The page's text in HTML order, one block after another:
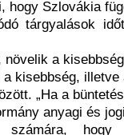
hogy Szlovákia
tárgyalások
a
kisebbség, illetve
„Ha a
anyagi és
hogy